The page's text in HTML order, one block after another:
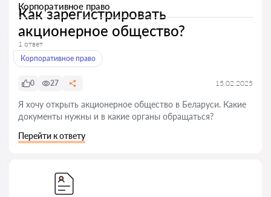
Корпоративное право
Как зарегистрировать
акционерное общество?
1 ответ
Корпоративное право
0 27 15.02.2025
Я хочу открыть акционерное общество в Беларуси. Какие
документы нужны и в какие органы обращаться?
Перейти к ответу